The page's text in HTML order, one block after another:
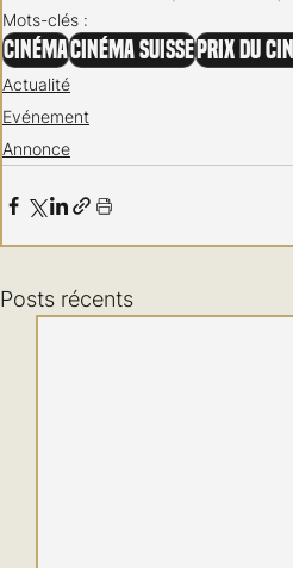
Mots-clés :
CinémaCinéma Suisse Prix du
Actualité
Evénement
Annonce
Posts récents